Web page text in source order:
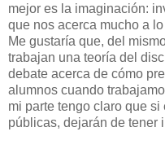
mejor es la imaginación:
que nos acerca mucho a
Me gustaría que, del
trabajan una teoría del
debate acerca de cómo
alumnos cuando
mi parte tengo claro que
públicas, dejarán de tener